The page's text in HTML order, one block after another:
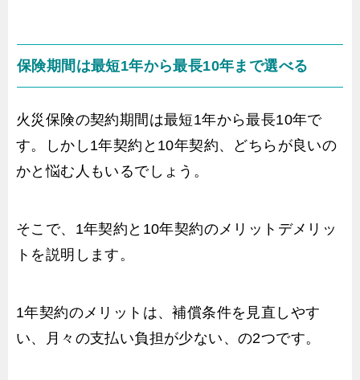
保険期間は最短1年から最長10年まで選べる
火災保険の契約期間は最短1年から最長10年で
す。しかし1年契約と10年契約、どちらが良いの
かと悩む人もいるでしょう。
そこで、1年契約と10年契約のメリットデメリッ
トを説明します。
1年契約のメリットは、補償条件を見直しやす
い、月々の支払い負担が少ない、の2つです。